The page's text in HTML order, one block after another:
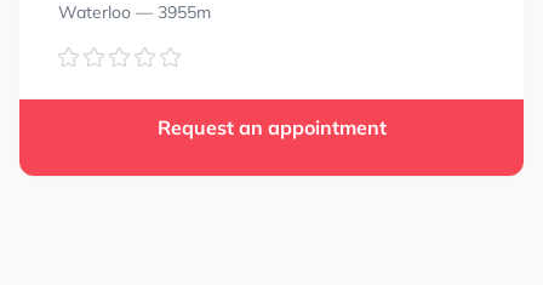
Waterloo — 3955m
Request an appointment